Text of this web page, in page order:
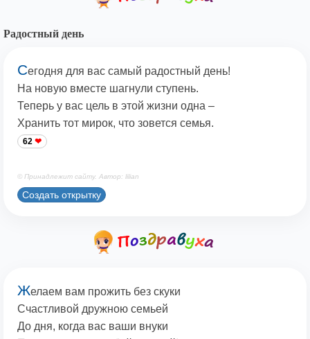
Радостный день
Сегодня для вас самый радостный день!
На новую вместе шагнули ступень.
Теперь у вас цель в этой жизни одна –
Хранить тот мирок, что зовется семья.
62
© Принадлежит сайту. Автор: lilian
Создать открытку
Желаем вам прожить без скуки
Счастливой дружною семьей
До дня, когда вас ваши внуки